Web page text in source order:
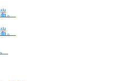
。
。